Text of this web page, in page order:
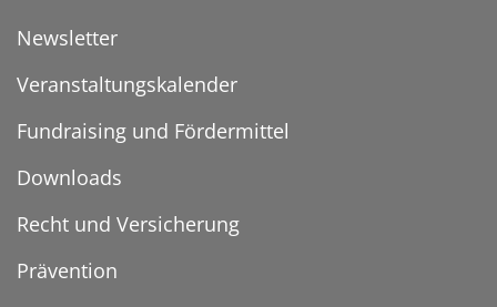
Newsletter
Veranstaltungskalender
Fundraising und Fördermittel
Downloads
Recht und Versicherung
Prävention